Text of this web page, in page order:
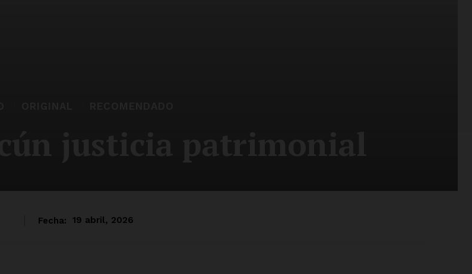
Fecha: 19 abril, 2026